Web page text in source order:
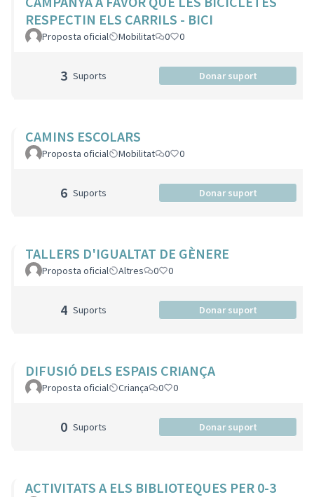
RESPECTIN ELS CARRILS - BICI
Proposta oficial Mobilitat 0 0
3 Suports Donar suport
CAMINS ESCOLARS
Proposta oficial Mobilitat 0 0
6 Suports Donar suport
TALLERS D'IGUALTAT DE GÈNERE
Proposta oficial Altres 0 0
4 Suports Donar suport
DIFUSIÓ DELS ESPAIS CRIANÇA
Proposta oficial Criança 0 0
0 Suports Donar suport
ACTIVITATS A ELS BIBLIOTEQUES PER 0-3